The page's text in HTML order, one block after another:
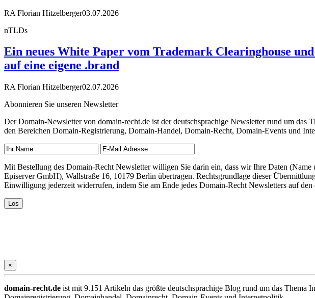
RA Florian Hitzelberger03.07.2026
nTLDs
Ein neues White Paper vom Trademark Clearinghouse
auf eine eigene .brand
RA Florian Hitzelberger02.07.2026
Abonnieren Sie unseren Newsletter
Der Domain-Newsletter von domain-recht.de ist der deutschsprachige Newsletter rund um
den Bereichen Domain-Registrierung, Domain-Handel, Domain-Recht, Domain-Events und
Mit Bestellung des Domain-Recht Newsletter willigen Sie darin ein, dass wir Ihre Daten
Episerver GmbH), Wallstraße 16, 10179 Berlin übertragen. Rechtsgrundlage dieser
Einwilligung jederzeit widerrufen, indem Sie am Ende jedes Domain-Recht Newsletters auf
×
domain-recht.de ist mit 9.151 Artikeln das größte deutschsprachige Blog rund um das Thema